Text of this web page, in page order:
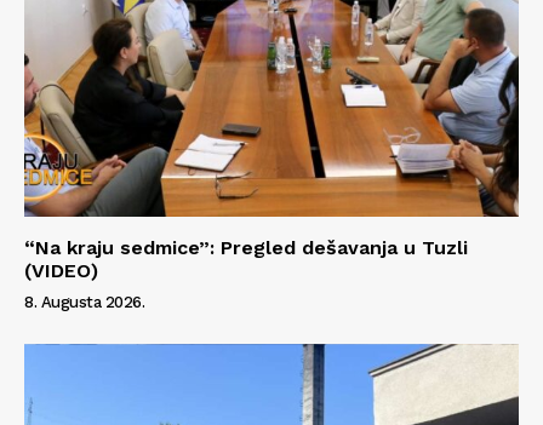
Info
“Na kraju sedmice”: Pregled dešavanja u Tuzli
(VIDEO)
8. Augusta 2026.